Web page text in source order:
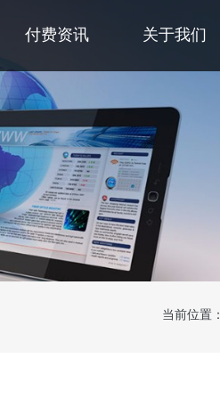
付费资讯 关于我们
当前位置：